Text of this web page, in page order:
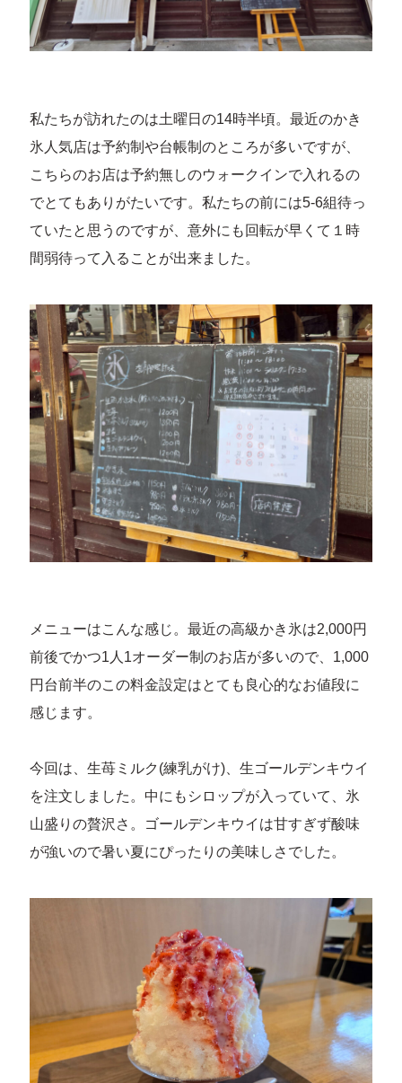
私たちが訪れたのは土曜日の14時半頃。最近のかき
氷人気店は予約制や台帳制のところが多いですが、
こちらのお店は予約無しのウォークインで入れるの
でとてもありがたいです。私たちの前には5-6組待っ
ていたと思うのですが、意外にも回転が早くて１時
間弱待って入ることが出来ました。
メニューはこんな感じ。最近の高級かき氷は2,000円
前後でかつ1人1オーダー制のお店が多いので、1,000
円台前半のこの料金設定はとても良心的なお値段に
感じます。
今回は、生苺ミルク(練乳がけ)、生ゴールデンキウイ
を注文しました。中にもシロップが入っていて、氷
山盛りの贅沢さ。ゴールデンキウイは甘すぎず酸味
が強いので暑い夏にぴったりの美味しさでした。